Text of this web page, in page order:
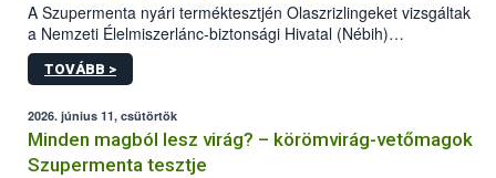
A Szupermenta nyári terméktesztjén Olaszrizlingeket vizsgáltak
a Nemzeti Élelmiszerlánc-biztonsági Hivatal (Nébih)
szakemberei. Összesen 27 bor került „nagyító alá”, melyek az
élelmiszerbiztonsági és -minőségi vizsgálatok, valamint a
vizsgálaton az is kiderült, melyek a kóstolók által
legkedveltebbnek ítélt Olaszrizlingek.
TOVÁBB >
2026. június 11, csütörtök
Minden magból lesz virág? – körömvirág-vetőmagok
Szupermenta tesztje